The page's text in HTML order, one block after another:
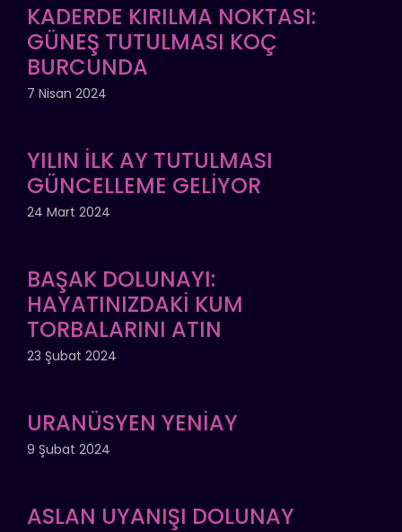
KADERDE KIRILMA NOKTASI:
GÜNEŞ TUTULMASI KOÇ
BURCUNDA
7 Nisan 2024
YILIN İLK AY TUTULMASI
GÜNCELLEME GELİYOR
24 Mart 2024
BAŞAK DOLUNAYI:
HAYATINIZDAKİ KUM
TORBALARINI ATIN
23 Şubat 2024
URANÜSYEN YENİAY
9 Şubat 2024
ASLAN UYANIŞI DOLUNAY